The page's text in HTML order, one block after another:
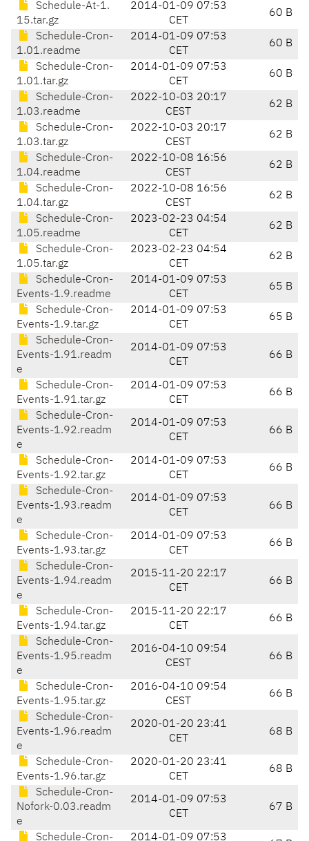
Schedule-At-1.
15.tar.gz
2014-01-09 07:53
CET
60 B
Schedule-Cron-
1.01.readme
2014-01-09 07:53
CET
60 B
Schedule-Cron-
1.01.tar.gz
2014-01-09 07:53
CET
60 B
Schedule-Cron-
1.03.readme
2022-10-03 20:17
CEST
62 B
Schedule-Cron-
1.03.tar.gz
2022-10-03 20:17
CEST
62 B
Schedule-Cron-
1.04.readme
2022-10-08 16:56
CEST
62 B
Schedule-Cron-
1.04.tar.gz
2022-10-08 16:56
CEST
62 B
Schedule-Cron-
1.05.readme
2023-02-23 04:54
CET
62 B
Schedule-Cron-
1.05.tar.gz
2023-02-23 04:54
CET
62 B
Schedule-Cron-
Events-1.9.readme
2014-01-09 07:53
CET
65 B
Schedule-Cron-
Events-1.9.tar.gz
2014-01-09 07:53
CET
65 B
Schedule-Cron-
Events-1.91.readm
e
2014-01-09 07:53
CET
66 B
Schedule-Cron-
Events-1.91.tar.gz
2014-01-09 07:53
CET
66 B
Schedule-Cron-
Events-1.92.readm
e
2014-01-09 07:53
CET
66 B
Schedule-Cron-
Events-1.92.tar.gz
2014-01-09 07:53
CET
66 B
Schedule-Cron-
Events-1.93.readm
e
2014-01-09 07:53
CET
66 B
Schedule-Cron-
Events-1.93.tar.gz
2014-01-09 07:53
CET
66 B
Schedule-Cron-
Events-1.94.readm
e
2015-11-20 22:17
CET
66 B
Schedule-Cron-
Events-1.94.tar.gz
2015-11-20 22:17
CET
66 B
Schedule-Cron-
Events-1.95.readm
e
2016-04-10 09:54
CEST
66 B
Schedule-Cron-
Events-1.95.tar.gz
2016-04-10 09:54
CEST
66 B
Schedule-Cron-
Events-1.96.readm
e
2020-01-20 23:41
CET
68 B
Schedule-Cron-
Events-1.96.tar.gz
2020-01-20 23:41
CET
68 B
Schedule-Cron-
Nofork-0.03.readm
e
2014-01-09 07:53
CET
67 B
Schedule-Cron- 2014-01-09 07:53